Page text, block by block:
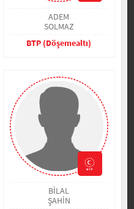
ADEM
SOLMAZ
BTP (Döşemealtı)
BİLAL
ŞAHİN